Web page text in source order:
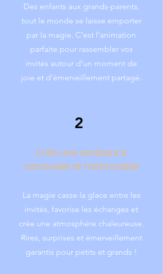
Des enfants aux grands-parents,
tout le monde se laisse emporter
par la magie. C’est l’animation
parfaite pour rassembler vos
invités autour d’un moment de
joie et d’émerveillement partagé.
2
Crée une ambiance
conviviale et mémorable
La magie casse la glace entre les
invités, favorise les échanges et
crée une atmosphère chaleureuse.
Rires, surprises et émerveillement
garantis pour petits et grands !